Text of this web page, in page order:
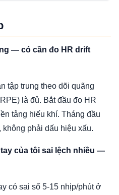
— có cần đo HR drift
tập trung theo dõi quãng
là đủ. Bắt đầu đo HR
tảng hiếu khí. Tháng đầu
phải dấu hiệu xấu.
của tôi sai lệch nhiều —
có sai số 5-15 nhịp/phút ở